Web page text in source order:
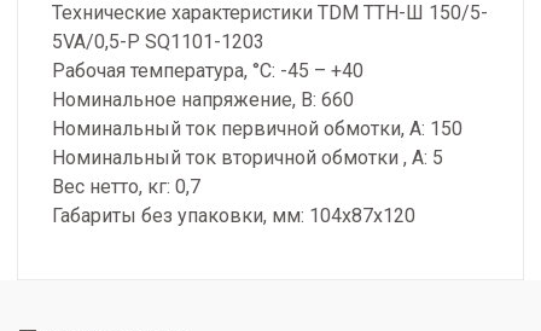
Технические характеристики TDM ТТН-Ш 150/5-
5VA/0,5-Р SQ1101-1203
Рабочая температура, °С: -45 – +40
Номинальное напряжение, В: 660
Номинальный ток первичной обмотки, А: 150
Номинальный ток вторичной обмотки , А: 5
Вес нетто, кг: 0,7
Габариты без упаковки, мм: 104х87х120